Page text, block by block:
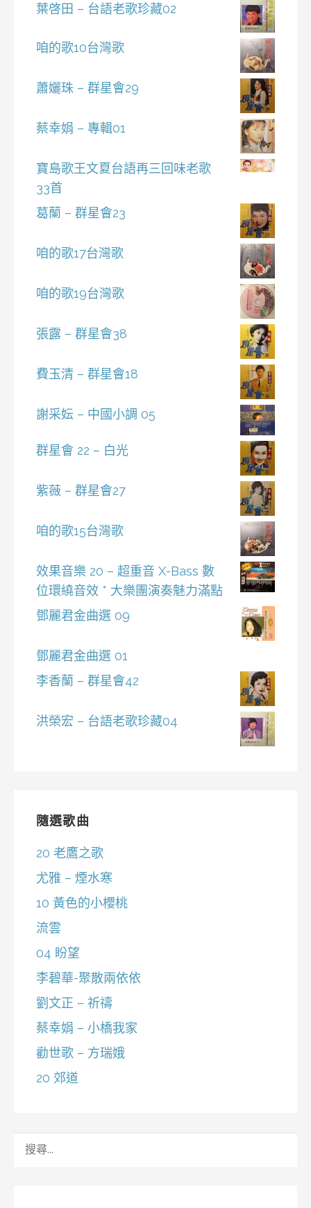
葉啓田 – 台語老歌珍藏02
咱的歌10台灣歌
蕭孋珠 – 群星會29
蔡幸娟 – 專輯01
寶島歌王文夏台語再三回味老歌
33首
葛蘭 – 群星會23
咱的歌17台灣歌
咱的歌19台灣歌
張露 – 群星會38
費玉清 – 群星會18
謝采妘 – 中國小調 05
群星會 22 – 白光
紫薇 – 群星會27
咱的歌15台灣歌
效果音樂 20 – 超重音 X-Bass 數
位環繞音效 * 大樂團演奏魅力滿點
鄧麗君金曲選 09
鄧麗君金曲選 01
李香蘭 – 群星會42
洪榮宏 – 台語老歌珍藏04
隨選歌曲
20 老鷹之歌
尤雅 – 煙水寒
10 黃色的小櫻桃
流雲
04 盼望
李碧華-聚散兩依依
劉文正 – 祈禱
蔡幸娟 – 小橋我家
勸世歌 – 方瑞娥
20 郊道